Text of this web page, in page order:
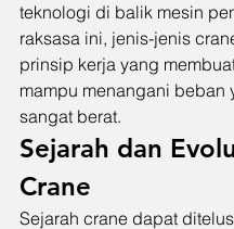
teknologi di balik mesin
raksasa ini, jenis-jenis
prinsip kerja yang
mampu menangani beban
sangat berat.
Sejarah dan
Crane
Sejarah crane dapat